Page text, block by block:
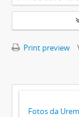
Print preview
Fotos da